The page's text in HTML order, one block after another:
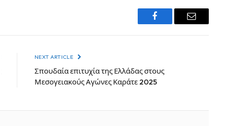
Facebook Email
NEXT ARTICLE
Σπουδαία επιτυχία της Ελλάδας στους
Μεσογειακούς Αγώνες Καράτε 2025